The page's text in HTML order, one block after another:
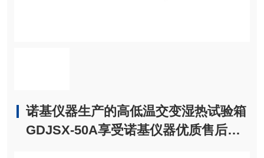
诺基仪器生产的高低温交变湿热试验箱
GDJSX-50A享受诺基仪器优质售后服